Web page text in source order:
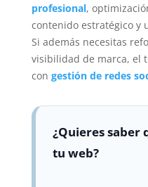
profesional,
contenido estratégico y
Si además necesitas
visibilidad de marca, el
con gestión de redes
¿Quieres saber
tu web?